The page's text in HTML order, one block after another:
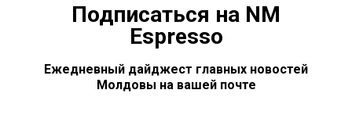
Подписаться на NM
Espresso
Ежедневный дайджест главных новостей
Молдовы на вашей почте